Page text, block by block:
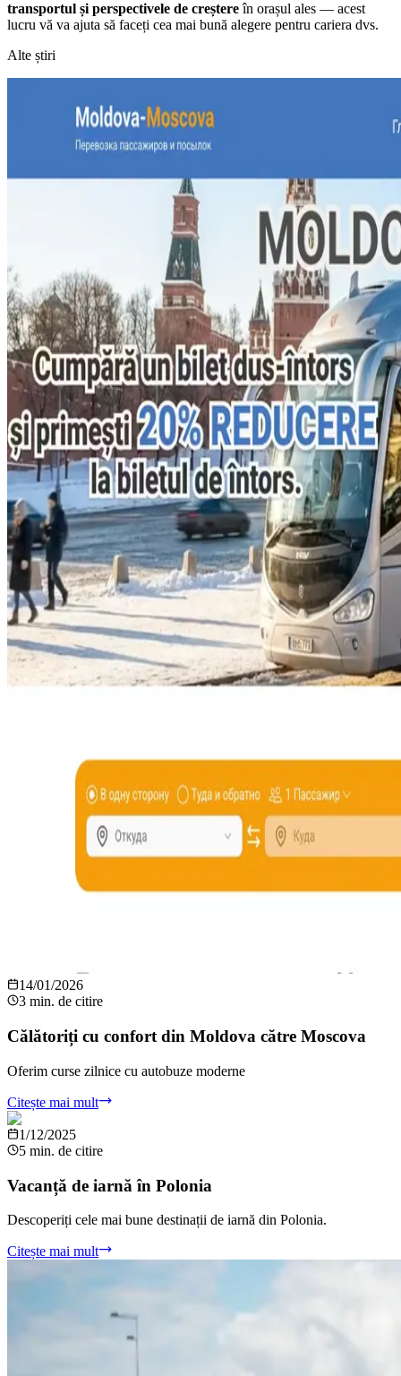
transportul și perspectivele de creștereîn orașul ales — acest
lucru vă va ajuta să faceți cea mai bună alegere pentru cariera dvs.
Alte știri
14/01/2026
3 min. de citire
Călătoriți cu confort din Moldova către Moscova
Oferim curse zilnice cu autobuze moderne
Citește mai mult
1/12/2025
5 min. de citire
Vacanță de iarnă în Polonia
Descoperiți cele mai bune destinații de iarnă din Polonia.
Citește mai mult